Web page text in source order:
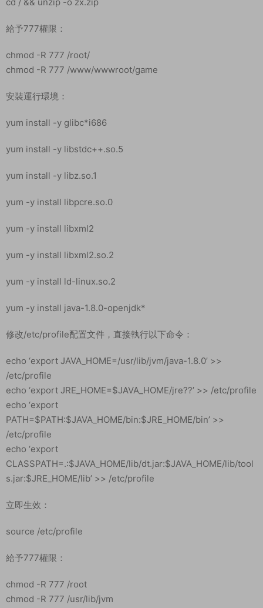
給予777權限：
chmod -R 777 /root/
chmod -R 777 /www/wwwroot/game
安裝運行環境：
yum install -y glibc*i686
yum install -y libstdc++.so.5
yum install -y libz.so.1
yum -y install libpcre.so.0
yum -y install libxml2
yum -y install libxml2.so.2
yum -y install ld-linux.so.2
yum -y install java-1.8.0-openjdk*
修改/etc/profile配置文件，直接執行以下命令：
echo ‘export JAVA_HOME=/usr/lib/jvm/java-1.8.0’ >>
/etc/profile
echo ‘export JRE_HOME=$JAVA_HOME/jre??’ >> /etc/profile
echo ‘export
PATH=$PATH:$JAVA_HOME/bin:$JRE_HOME/bin’ >>
/etc/profile
echo ‘export
CLASSPATH=.:$JAVA_HOME/lib/dt.jar:$JAVA_HOME/lib/tool
s.jar:$JRE_HOME/lib’ >> /etc/profile
立即生效：
source /etc/profile
給予777權限：
chmod -R 777 /root
chmod -R 777 /usr/lib/jvm